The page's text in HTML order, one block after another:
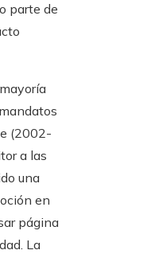
parte de
(2002-
a las
una
en
página
La